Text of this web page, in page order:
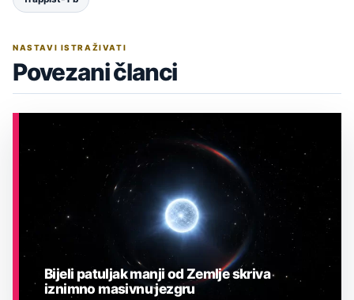
NASTAVI ISTRAŽIVATI
Povezani članci
Bijeli patuljak manji od Zemlje skriva
iznimno masivnu jezgru